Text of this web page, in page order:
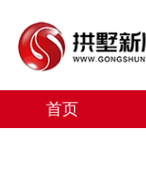
首页